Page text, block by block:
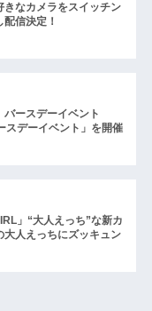
なカメラをスイッチン
信決定！
バースデーイベント
スデーイベント」を開催
」“大人えっち”な新カ
大人えっちにズッキュン